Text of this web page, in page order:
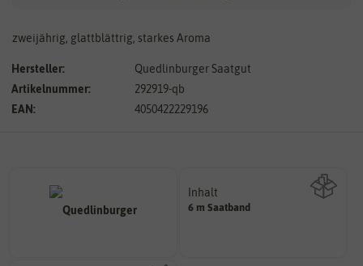
zweijährig, glattblättrig, starkes Aroma
Hersteller:
Quedlinburger Saatgut
Artikelnummer:
292919-qb
EAN:
4050422229196
Inhalt
6 m Saatband
Wie viel ist enthalten